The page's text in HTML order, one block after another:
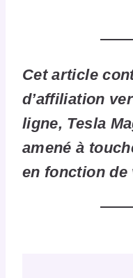
Cet article
d’affiliation
ligne, Tesla
amené à
en fonction de